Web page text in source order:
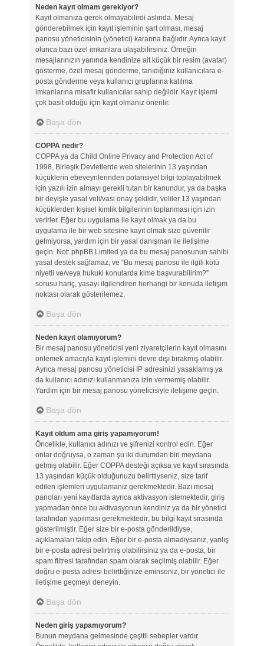
Neden kayıt olmam gerekiyor?
Kayıt olmanıza gerek olmayabilirdi aslında. Mesaj
gönderebilmek için kayıt işleminin şart olması, mesaj
panosu yöneticisinin (yönetici) kararına bağlıdır. Ayrıca kayıt
olunca bazı özel imkanlara ulaşabilirsiniz. Örneğin
mesajlarınızın yanında kendinize ait küçük bir resim (avatar)
gösterme, özel mesaj gönderme, tanıdığınız kullanıcılara e-
posta gönderme veya kullanıcı gruplarına katılma
imkanlarına misafir kullanıcılar sahip değildir. Kayıt işlemi
çok basit olduğu için kayıt olmanız önerilir.
Başa dön
COPPA nedir?
COPPA ya da Child Online Privacy and Protection Act of
1998, Birleşik Devletlerde web sitelerinin 13 yaşından
küçüklerin ebeveynlerinden potansiyel bilgi toplayabilmek
için yazılı izin almayı gerekli tutan bir kanundur, ya da başka
bir deyişle yasal veli/vasi onay şeklidir, veliler 13 yaşından
küçüklerden kişisel kimlik bilgilerinin toplanması için izin
verirler. Eğer bu uygulama ile kayıt olmak ya da bu
uygulama ile bir web sitesine kayıt olmak size güvenilir
gelmiyorsa, yardım için bir yasal danışman ile iletişime
geçin. Not: phpBB Limited ya da bu mesaj panosunun sahibi
yasal destek sağlamaz, ve “Bu mesaj panosu ile ilgili kötü
niyetli ve/veya hukuki konularda kime başvurabilirim?”
sorusu hariç, yasayı ilgilendiren herhangi bir konuda iletişim
noktası olarak gösterilemez.
Başa dön
Neden kayıt olamıyorum?
Bir mesaj panosu yöneticisi yeni ziyaretçilerin kayıt olmasını
önlemek amacıyla kayıt işlemini devre dışı bırakmış olabilir.
Ayrıca mesaj panosu yöneticisi IP adresinizi yasaklamış ya
da kullanıcı adınızı kullanmanıza izin vermemiş olabilir.
Yardım için bir mesaj panosu yöneticisiyle iletişime geçin.
Başa dön
Kayıt oldum ama giriş yapamıyorum!
Öncelikle, kullanıcı adınızı ve şifrenizi kontrol edin. Eğer
onlar doğruysa, o zaman şu iki durumdan biri meydana
gelmiş olabilir. Eğer COPPA desteği açıksa ve kayıt sırasında
13 yaşından küçük olduğunuzu belirttiyseniz, size tarif
edilen işlemleri uygulamanız gerekmektedir. Bazı mesaj
panoları yeni kayıtlarda ayrıca aktivasyon istemektedir, giriş
yapmadan önce bu aktivasyonun kendiniz ya da bir yönetici
tarafından yapılması gerekmektedir; bu bilgi kayıt sırasında
gösterilmiştir. Eğer size bir e-posta gönderildiyse,
açıklamaları takip edin. Eğer bir e-posta almadıysanız, yanlış
bir e-posta adresi belirtmiş olabilirsiniz ya da e-posta, bir
spam filtresi tarafından spam olarak seçilmiş olabilir. Eğer
doğru e-posta adresi belirttiğinize eminseniz, bir yönetici ile
iletişime geçmeyi deneyin.
Başa dön
Neden giriş yapamıyorum?
Bunun meydana gelmesinde çeşitli sebepler vardır.